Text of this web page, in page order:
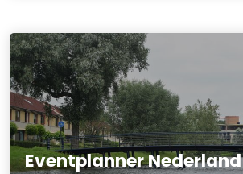
Eventplanner Nederland